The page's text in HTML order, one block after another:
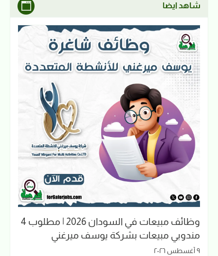
شاهد ايضا
وظائف مبيعات في السودان 2026 | مطلوب 4
مندوبي مبيعات بشركة يوسف ميرغني
٩ أغسطس ٢٠٢٦